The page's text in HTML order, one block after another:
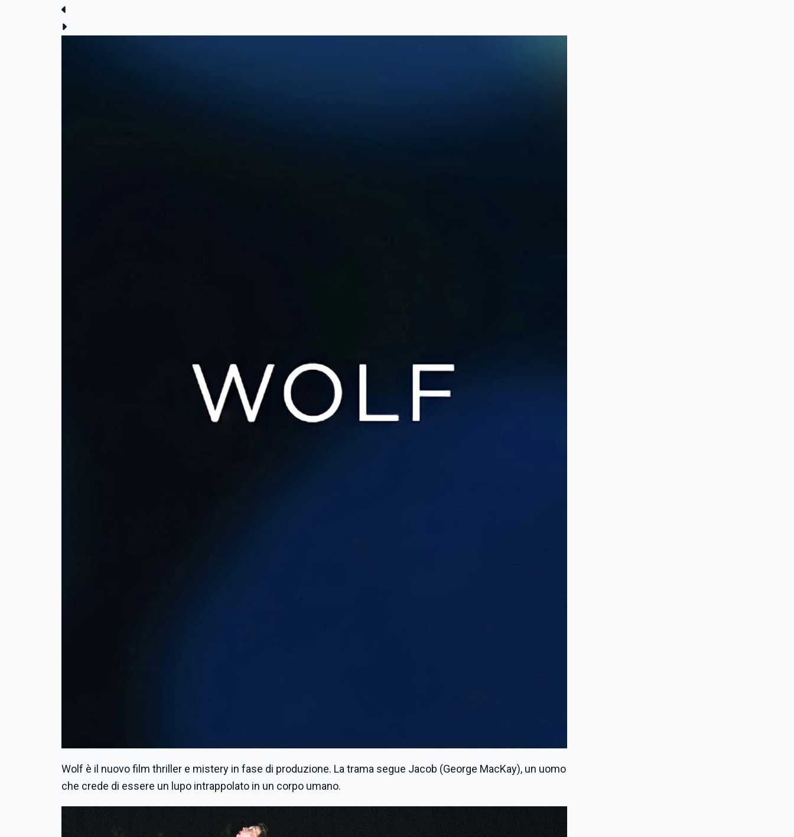
Wolf è il nuovo film thriller e mistery in fase di produzione. La trama segue Jacob (George MacKay), un uomo
che crede di essere un lupo intrappolato in un corpo umano.